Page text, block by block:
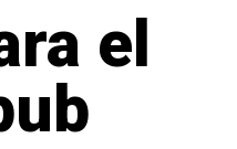
el